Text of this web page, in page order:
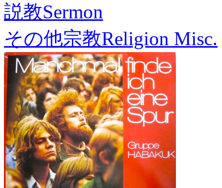
説教Sermon
その他宗教Religion Misc.